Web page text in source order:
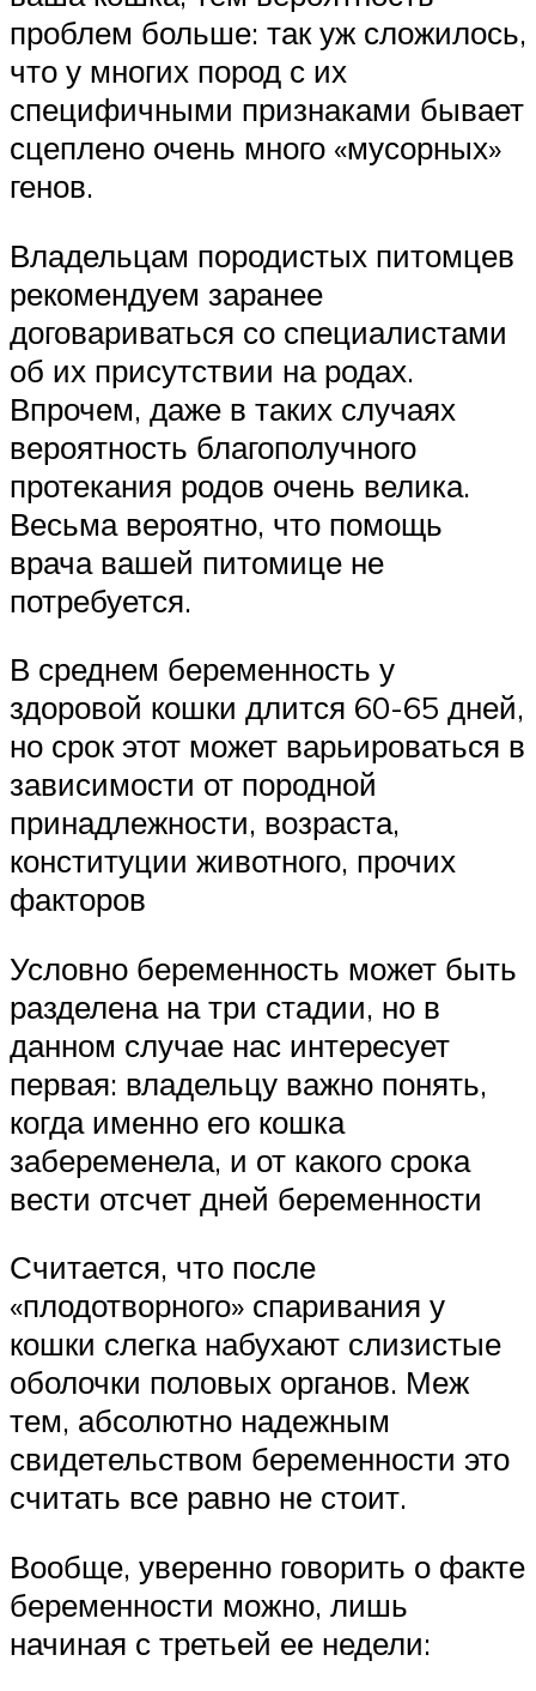
проблем больше: так уж сложилось,
что у многих пород с их
специфичными признаками бывает
сцеплено очень много «мусорных»
генов.
Владельцам породистых питомцев
рекомендуем заранее
договариваться со специалистами
об их присутствии на родах.
Впрочем, даже в таких случаях
вероятность благополучного
протекания родов очень велика.
Весьма вероятно, что помощь
врача вашей питомице не
потребуется.
В среднем беременность у
здоровой кошки длится 60-65 дней,
но срок этот может варьироваться в
зависимости от породной
принадлежности, возраста,
конституции животного, прочих
факторов
Условно беременность может быть
разделена на три стадии, но в
данном случае нас интересует
первая: владельцу важно понять,
когда именно его кошка
забеременела, и от какого срока
вести отсчет дней беременности
Считается, что после
«плодотворного» спаривания у
кошки слегка набухают слизистые
оболочки половых органов. Меж
тем, абсолютно надежным
свидетельством беременности это
считать все равно не стоит.
Вообще, уверенно говорить о факте
беременности можно, лишь
начиная с третьей ее недели: